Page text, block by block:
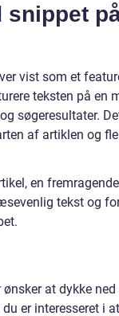
snippet
vist som et
teksten på en
søgeresultater.
af artiklen og
en
tekst og
at dykke ned
er interesseret i